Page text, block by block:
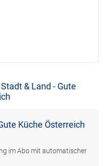
& Land - Gute
Küche Österreich
im Abo mit automatischer